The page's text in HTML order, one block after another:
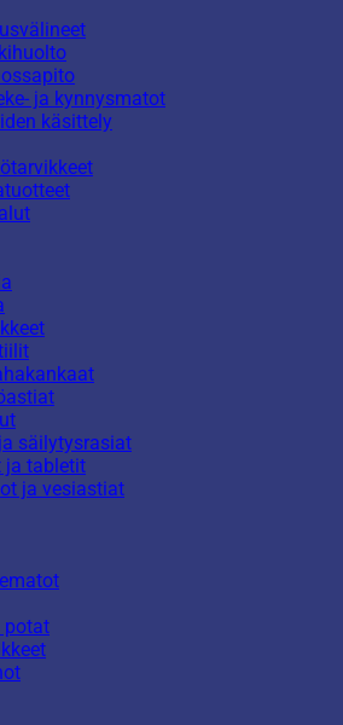
ja kynnysmatot
käsittely
säilytysrasiat
ja tabletit
ja vesiastiat
potat